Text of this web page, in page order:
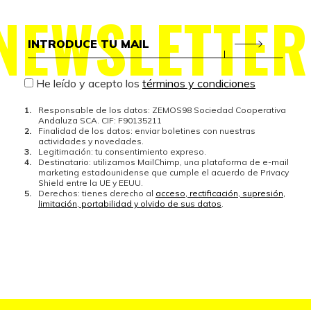
He leído y acepto los términos y condiciones
Responsable de los datos: ZEMOS98 Sociedad Cooperativa
Andaluza SCA. CIF: F90135211
Finalidad de los datos: enviar boletines con nuestras
actividades y novedades.
Legitimación: tu consentimiento expreso.
Destinatario: utilizamos MailChimp, una plataforma de e-mail
marketing estadounidense que cumple el acuerdo de Privacy
Shield entre la UE y EEUU.
Derechos: tienes derecho al acceso, rectificación, supresión,
limitación, portabilidad y olvido de sus datos